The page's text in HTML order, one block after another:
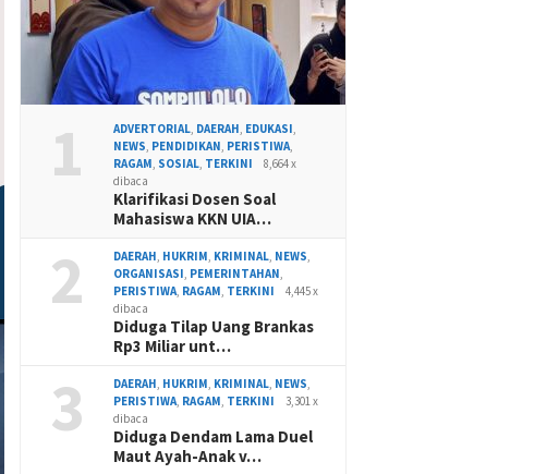
1 ADVERTORIAL DAERAH EDUKASI
NEWS PENDIDIKAN PERISTIWA
RAGAM SOSIAL TERKINI
8,664 x
dibaca
Klarifikasi Dosen Soal
Mahasiswa KKN UIA…
2 DAERAH HUKRIM KRIMINAL NEWS
ORGANISASI PEMERINTAHAN
PERISTIWA RAGAM TERKINI
4,445 x
dibaca
Diduga Tilap Uang Brankas
Rp3 Miliar unt…
3 DAERAH HUKRIM KRIMINAL NEWS
PERISTIWA RAGAM TERKINI
3,301 x
dibaca
Diduga Dendam Lama Duel
Maut Ayah-Anak v…